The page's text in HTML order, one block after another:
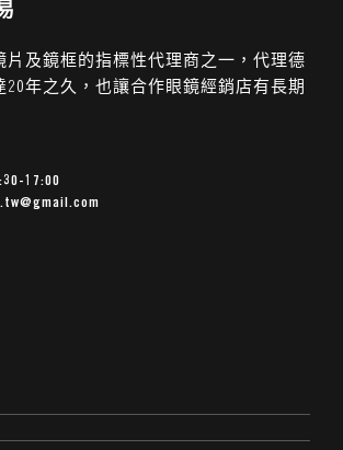
片及鏡框的指標性代理商之一，代理德
20年之久，也讓合作眼鏡經銷店有長期
17:00